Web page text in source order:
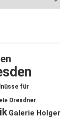
für
Dresdner
Galerie Holger